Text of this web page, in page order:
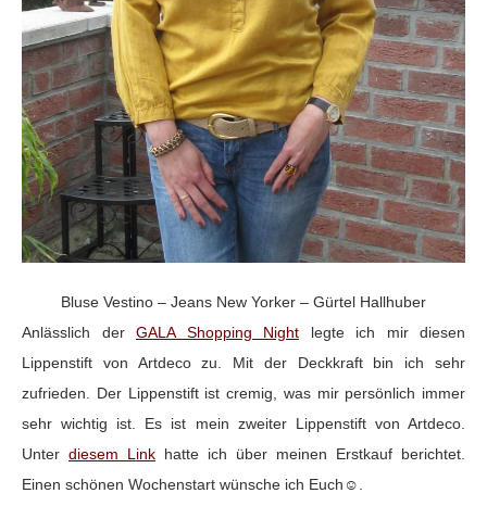
Bluse Vestino – Jeans New Yorker – Gürtel Hallhuber
Anlässlich der GALA Shopping Night legte ich mir diesen
Lippenstift von Artdeco zu. Mit der Deckkraft bin ich sehr
zufrieden. Der Lippenstift ist cremig, was mir persönlich immer
sehr wichtig ist. Es ist mein zweiter Lippenstift von Artdeco.
Unter diesem Link hatte ich über meinen Erstkauf berichtet.
Einen schönen Wochenstart wünsche ich Euch☺.